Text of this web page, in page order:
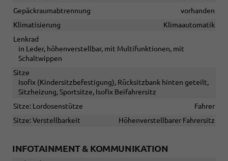
Gepäckraumabtrennung
vorhanden
Klimatisierung
Klimaautomatik
Lenkrad
in Leder, höhenverstellbar, mit Multifunktionen, mit
Schaltwippen
Sitze
Isofix (Kindersitzbefestigung), Rücksitzbank hinten geteilt,
Sitzheizung, Sportsitze, Isofix Beifahrersitz
Sitze: Lordosenstütze
Fahrer
Sitze: Verstellbarkeit
Höhenverstellbarer Fahrersitz
INFOTAINMENT & KOMMUNIKATION